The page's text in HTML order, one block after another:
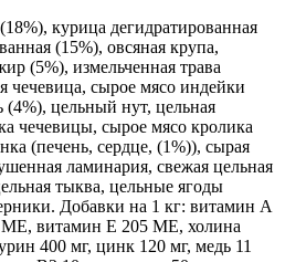
курица дегидратированная
(15%), овсяная крупа,
(5%), измельченная трава
чечевица, сырое мясо индейки
(4%), цельный нут, цельная
чечевицы, сырое мясо кролика
(печень, сердце, (1%)), сырая
ламинария, свежая цельная
тыква, цельные ягоды
Добавки на 1 кг: витамин А
витамин Е 205 МЕ, холина
400 мг, цинк 120 мг, медь 11